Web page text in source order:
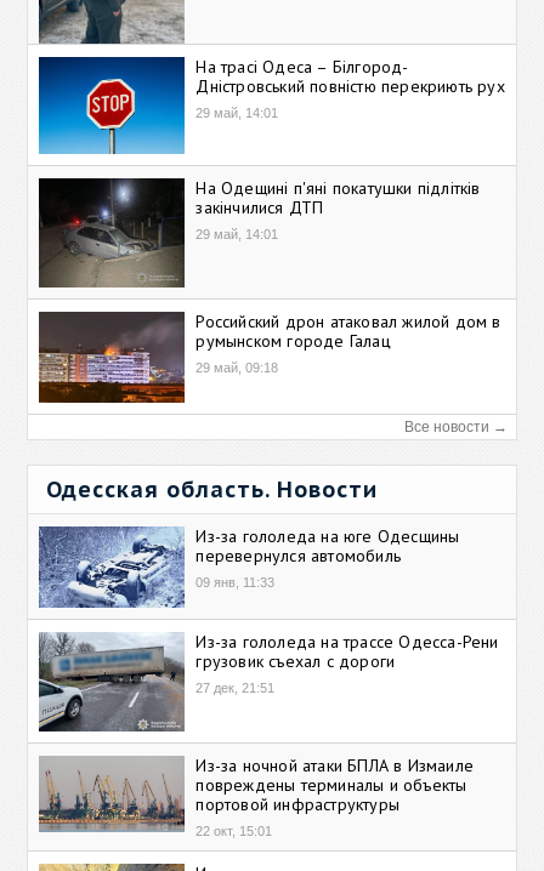
На трасі Одеса – Білгород-
Дністровський повністю перекриють рух
29 май, 14:01
На Одещині п'яні покатушки підлітків
закінчилися ДТП
29 май, 14:01
Российский дрон атаковал жилой дом в
румынском городе Галац
29 май, 09:18
Все новости →
Одесская область. Новости
Из-за гололеда на юге Одесщины
перевернулся автомобиль
09 янв, 11:33
Из-за гололеда на трассе Одесса-Рени
грузовик съехал с дороги
27 дек, 21:51
Из-за ночной атаки БПЛА в Измаиле
повреждены терминалы и объекты
портовой инфраструктуры
22 окт, 15:01